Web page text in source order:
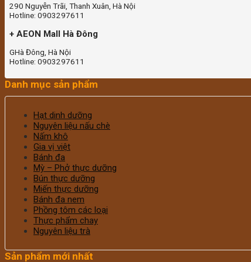
290 Nguyễn Trãi, Thanh Xuân, Hà Nội
Hotline: 0903297611
+ AEON Mall Hà Đông
GHà Đông, Hà Nội
Hotline: 0903297611
Danh mục sản phẩm
Hạt dinh dưỡng
Nguyên liệu nấu chè
Nấm khô
Gia vị việt
Bánh đa
Mỳ – Phở thực dưỡng
Bún thực dưỡng
Miến thực dưỡng
Bánh đa nem
Phồng tôm các loại
Thực phẩm chay
Nguyên liệu trà
Sản phẩm mới nhất